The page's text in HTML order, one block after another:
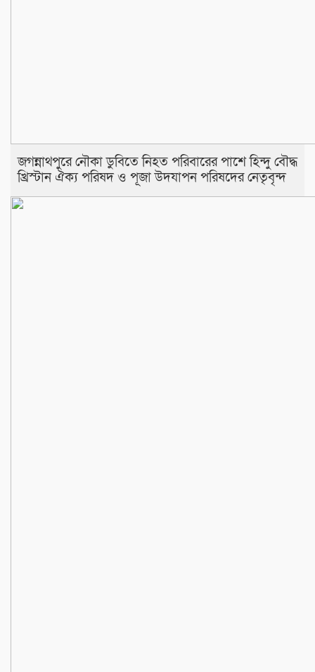
জগন্নাথপুরে নৌকা ডুবিতে নিহত পরিবারের পাশে হিন্দু বৌদ্ধ
খ্রিস্টান ঐক্য পরিষদ ও পূজা উদযাপন পরিষদের নেতৃবৃন্দ